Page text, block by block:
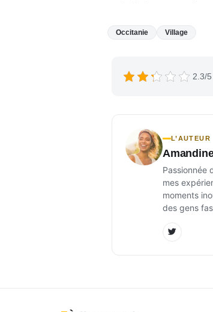
Occitanie Village
2.3/
L’AUTEUR
Passionnée
mes
moments
des gens